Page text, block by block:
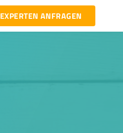
EXPERTEN ANFRAGEN